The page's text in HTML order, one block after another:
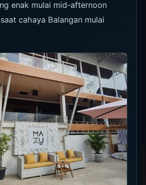
akses pool saat booking karena
tanggal. Jika targetnya
datang lebih awal dan hitung
Minuman
dan cocok untuk makanan
ringan di sisi pool.
live band dan all-you-can-eat
jadwal sebelum datang.